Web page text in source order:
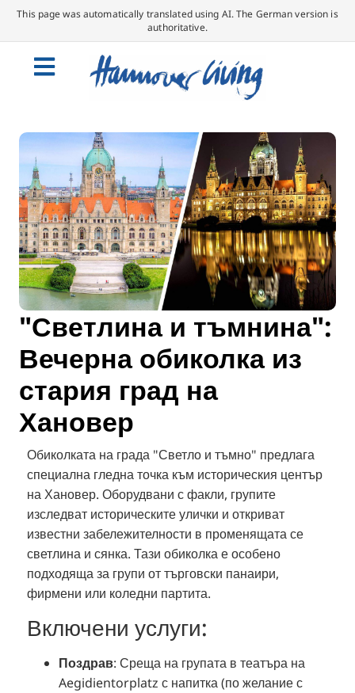
This page was automatically translated using AI. The German version is
authoritative.
"Светлина и тъмнина":
Вечерна обиколка из
стария град на
Хановер
Обиколката на града "Светло и тъмно" предлага
специална гледна точка към историческия център
на Хановер. Оборудвани с факли, групите
изследват историческите улички и откриват
известни забележителности в променящата се
светлина и сянка. Тази обиколка е особено
подходяща за групи от търговски панаири,
фирмени или коледни партита.
Включени услуги:
Поздрав: Среща на групата в театъра на
Aegidientorplatz с напитка (по желание с